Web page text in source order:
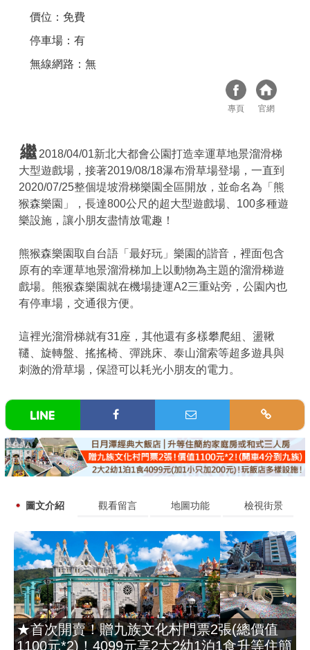
價位：免費
停車場：有
無線網路：無
專頁 官網
繼 2018/04/01新北大都會公園打造幸運草地景溜滑梯
大型遊戲場，接著2019/08/18瀑布滑草場登場，一直到
2020/07/25整個堤坡滑梯樂園全區開放，並命名為「熊
猴森樂園」，長達800公尺的超大型遊戲場、100多種遊
樂設施，讓小朋友盡情放電趣！
熊猴森樂園取自台語「最好玩」樂園的諧音，裡面包含
原有的幸運草地景溜滑梯加上以動物為主題的溜滑梯遊
戲場。熊猴森樂園就在機場捷運A2三重站旁，公園內也
有停車場，交通很方便。
這裡光溜滑梯就有31座，其他還有多樣攀爬組、盪鞦
韆、旋轉盤、搖搖椅、彈跳床、泰山溜索等超多遊具與
刺激的滑草場，保證可以耗光小朋友的電力。
圖文介紹 觀看留言 地圖功能 檢視街景
★首次開賣！贈九族文化村門票2張(總價值
1100元*2)！4099元享2大2幼1泊1食升等住簡